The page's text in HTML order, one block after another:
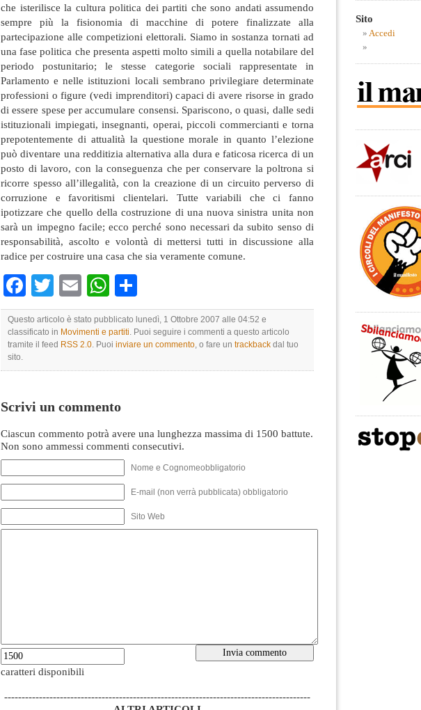
che isterilisce la cultura politica dei partiti che sono andati assumendo
sempre più la fisionomia di macchine di potere finalizzate alla
partecipazione alle competizioni elettorali. Siamo in sostanza tornati ad
una fase politica che presenta aspetti molto simili a quella notabilare del
periodo postunitario; le stesse categorie sociali rappresentate in
Parlamento e nelle istituzioni locali sembrano privilegiare determinate
professioni o figure (vedi imprenditori) capaci di avere risorse in grado
di essere spese per accumulare consensi. Spariscono, o quasi, dalle sedi
istituzionali impiegati, insegnanti, operai, piccoli commercianti e torna
prepotentemente di attualità la questione morale in quanto l’elezione
può diventare una redditizia alternativa alla dura e faticosa ricerca di un
posto di lavoro, con la conseguenza che per conservare la poltrona si
ricorre spesso all’illegalità, con la creazione di un circuito perverso di
corruzione e favoritismi clientelari. Tutte variabili che ci fanno
ipotizzare che quello della costruzione di una nuova sinistra unita non
sarà un impegno facile; ecco perché sono necessari da subito senso di
responsabilità, ascolto e volontà di mettersi tutti in discussione alla
radice per costruire una casa che sia veramente comune.
Facebook
TwitterEmailWhatsApp
Questo articolo è stato pubblicato lunedì, 1 Ottobre 2007 alle 04:52 e
classificato in Movimenti e partiti. Puoi seguire i commenti a questo articolo
tramite il feed RSS 2.0. Puoi inviare un commento, o fare un trackback dal tuo
sito.
Scrivi un commento
Ciascun commento potrà avere una lunghezza massima di 1500 battute.
Non sono ammessi commenti consecutivi.
Nome e Cognomeobbligatorio
E-mail (non verrà pubblicata) obbligatorio
Sito Web
caratteri disponibili
----------------------------------------------------------------------------------------
Sito
Accedi